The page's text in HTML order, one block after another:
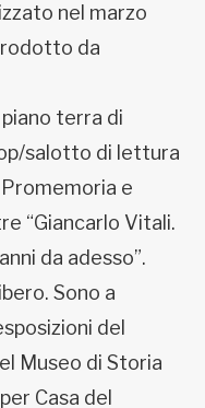
nel marzo
da
piano terra di
salotto di lettura
e
“Giancarlo Vitali.
da adesso”.
Sono a
del
Museo di Storia
Casa del